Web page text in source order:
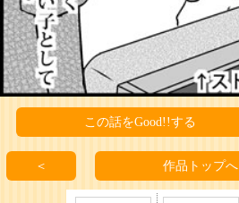
この話をGood!!する
＜ 作品トップへ